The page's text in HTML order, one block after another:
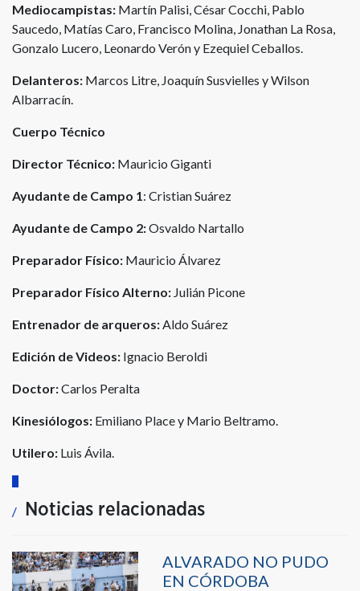
Mediocampistas: Martín Palisi, César Cocchi, Pablo
Saucedo, Matías Caro, Francisco Molina, Jonathan La Rosa,
Gonzalo Lucero, Leonardo Verón y Ezequiel Ceballos.
Delanteros: Marcos Litre, Joaquín Susvielles y Wilson
Albarracín.
Cuerpo Técnico
Director Técnico: Mauricio Giganti
Ayudante de Campo 1: Cristian Suárez
Ayudante de Campo 2:Osvaldo Nartallo
Preparador Físico: Mauricio Álvarez
Preparador Físico Alterno: Julián Picone
Entrenador de arqueros:Aldo Suárez
Edición de Videos: Ignacio Beroldi
Doctor:Carlos Peralta
Kinesiólogos: Emiliano Place y Mario Beltramo.
Utilero: Luis Ávila.
Noticias relacionadas
ALVARADO NO PUDO
EN CÓRDOBA